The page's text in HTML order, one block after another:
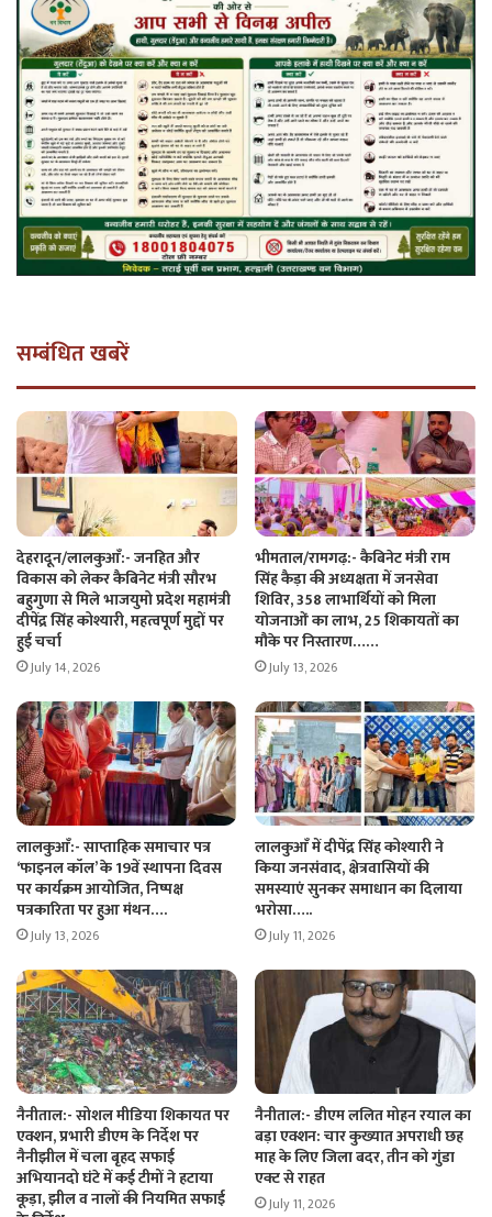
सम्बंधित खबरें
देहरादून/लालकुआँ:- जनहित और
विकास को लेकर कैबिनेट मंत्री सौरभ
बहुगुणा से मिले भाजयुमो प्रदेश महामंत्री
दीपेंद्र सिंह कोश्यारी, महत्वपूर्ण मुद्दों पर
हुई चर्चा
July 14, 2026
भीमताल/रामगढ़:- कैबिनेट मंत्री राम
सिंह कैड़ा की अध्यक्षता में जनसेवा
शिविर, 358 लाभार्थियों को मिला
योजनाओं का लाभ, 25 शिकायतों का
मौके पर निस्तारण……
July 13, 2026
लालकुआँ:- साप्ताहिक समाचार पत्र
‘फाइनल कॉल’ के 19वें स्थापना दिवस
पर कार्यक्रम आयोजित, निष्पक्ष
पत्रकारिता पर हुआ मंथन….
July 13, 2026
लालकुआँ में दीपेंद्र सिंह कोश्यारी ने
किया जनसंवाद, क्षेत्रवासियों की
समस्याएं सुनकर समाधान का दिलाया
भरोसा…..
July 11, 2026
नैनीताल:- सोशल मीडिया शिकायत पर
एक्शन, प्रभारी डीएम के निर्देश पर
नैनीझील में चला बृहद सफाई
अभियानदो घंटे में कई टीमों ने हटाया
कूड़ा, झील व नालों की नियमित सफाई
नैनीताल:- डीएम ललित मोहन रयाल का
बड़ा एक्शन: चार कुख्यात अपराधी छह
माह के लिए जिला बदर, तीन को गुंडा
एक्ट से राहत
July 11, 2026